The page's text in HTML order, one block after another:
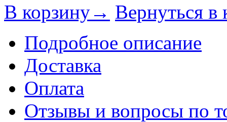
В корзину→ Вернуться в
Подробное описание
Доставка
Оплата
Отзывы и вопросы по